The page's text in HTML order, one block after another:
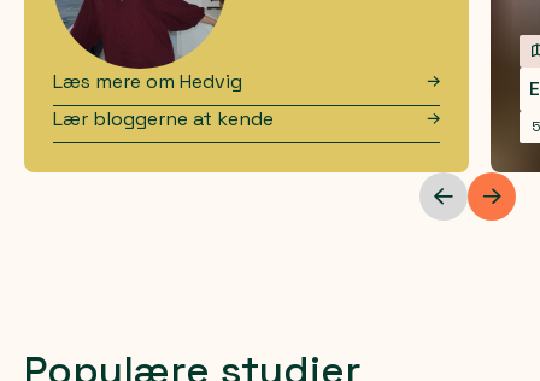
Læs mere om Hedvig
Lær bloggerne at kende
Populære studier